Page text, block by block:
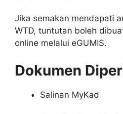
Jika semakan mendapati
WTD, tuntutan boleh
online melalui eGUMIS.
Dokumen
Salinan MyKad